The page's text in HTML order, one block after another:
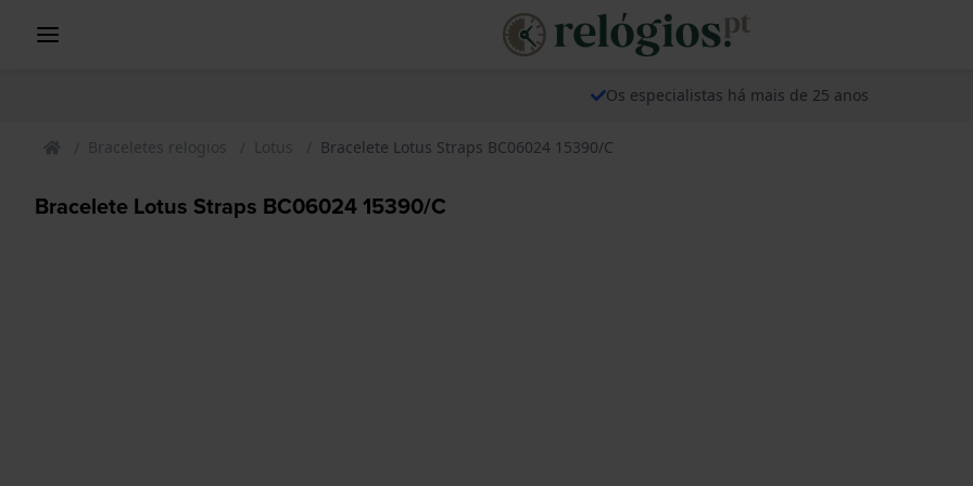
Os especialistas há mais de 25 anos
Braceletes relogios Lotus Bracelete Lotus Straps BC06024 15390/C
Bracelete Lotus Straps BC06024 15390/C